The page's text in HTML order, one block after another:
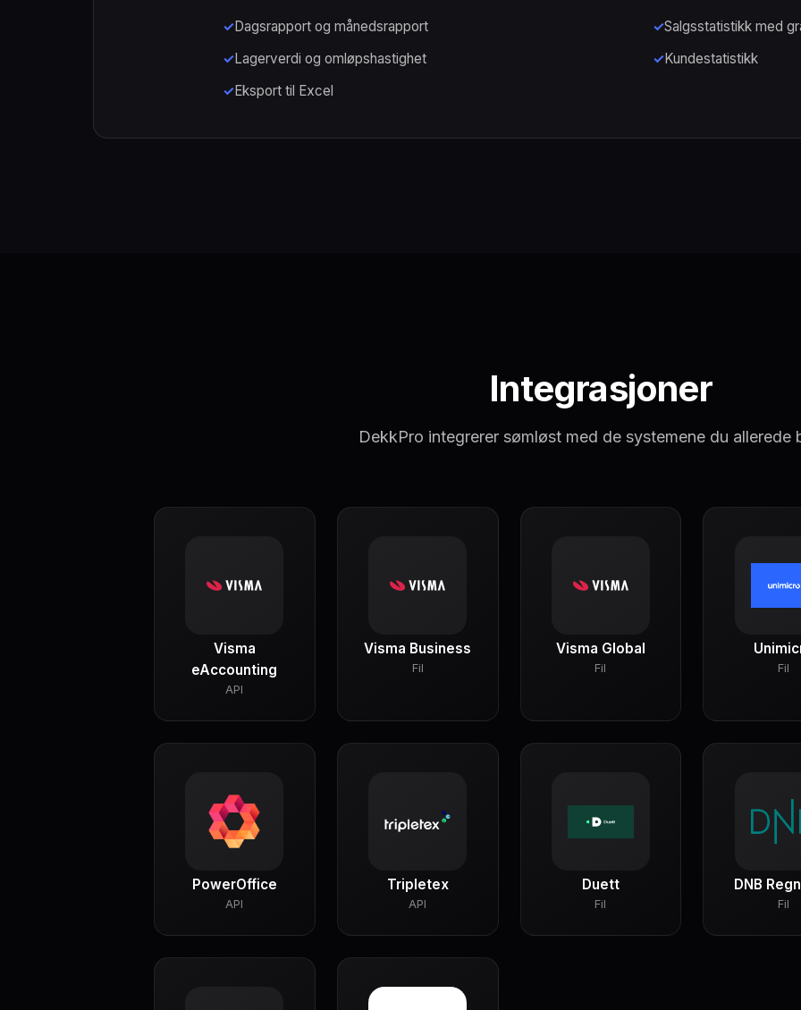
Dagsrapport og månedsrapport
Salgsstatistikk med
Lagerverdi og omløpshastighet
Kundestatistikk
Eksport til Excel
Integrasjoner
DekkPro integrerer sømløst med de systemene du allerede
Visma
eAccounting
API
Visma Business
Fil
Visma Global
Fil Fil
PowerOffice
API
Tripletex
API
Duett
Fil
DNB
Fil